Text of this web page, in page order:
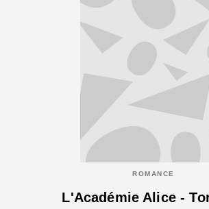
ROMANCE
L'Académie Alice -